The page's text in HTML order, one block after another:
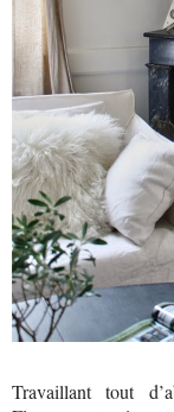
Travaillant tout